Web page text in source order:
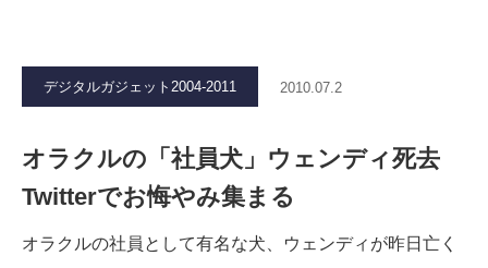
デジタルガジェット2004-2011 2010.07.2
オラクルの「社員犬」ウェンディ死去
Twitterでお悔やみ集まる
オラクルの社員として有名な犬、ウェンディが昨日亡く